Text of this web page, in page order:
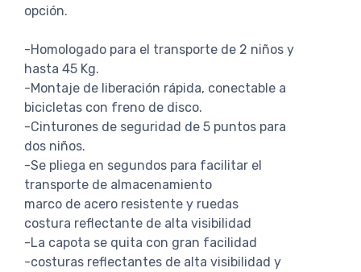
opción.
-Homologado para el transporte de 2 niños y
hasta 45 Kg.
-Montaje de liberación rápida, conectable a
bicicletas con freno de disco.
-Cinturones de seguridad de 5 puntos para
dos niños.
-Se pliega en segundos para facilitar el
transporte de almacenamiento
marco de acero resistente y ruedas
costura reflectante de alta visibilidad
-La capota se quita con gran facilidad
-costuras reflectantes de alta visibilidad y